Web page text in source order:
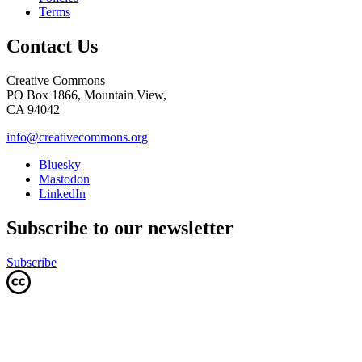
Terms
Contact Us
Creative Commons
PO Box 1866, Mountain View,
CA 94042
info@creativecommons.org
Bluesky
Mastodon
LinkedIn
Subscribe to our newsletter
Subscribe